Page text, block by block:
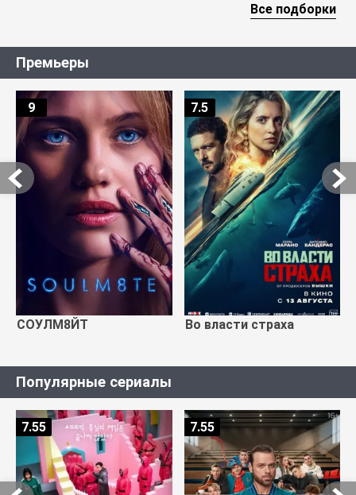
Все подборки
Премьеры
СОУЛМ8ЙТ
9
Во власти страха
7.5
Популярные сериалы
7.55 7.55